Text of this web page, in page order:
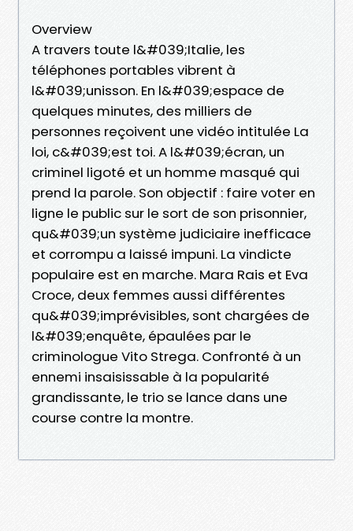
Overview
A travers toute l&#039;Italie, les
téléphones portables vibrent à
l&#039;unisson. En l&#039;espace de
quelques minutes, des milliers de
personnes reçoivent une vidéo intitulée La
loi, c&#039;est toi. A l&#039;écran, un
criminel ligoté et un homme masqué qui
prend la parole. Son objectif : faire voter en
ligne le public sur le sort de son prisonnier,
qu&#039;un système judiciaire inefficace
et corrompu a laissé impuni. La vindicte
populaire est en marche. Mara Rais et Eva
Croce, deux femmes aussi différentes
qu&#039;imprévisibles, sont chargées de
l&#039;enquête, épaulées par le
criminologue Vito Strega. Confronté à un
ennemi insaisissable à la popularité
grandissante, le trio se lance dans une
course contre la montre.